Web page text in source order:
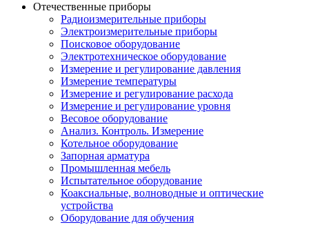
Отечественные приборы
Радиоизмерительные приборы
Электроизмерительные приборы
Поисковое оборудование
Электротехническое оборудование
Измерение и регулирование давления
Измерение температуры
Измерение и регулирование расхода
Измерение и регулирование уровня
Весовое оборудование
Анализ. Контроль. Измерение
Котельное оборудование
Запорная арматура
Промышленная мебель
Испытательное оборудование
Коаксиальные, волноводные и оптические
устройства
Оборудование для обучения